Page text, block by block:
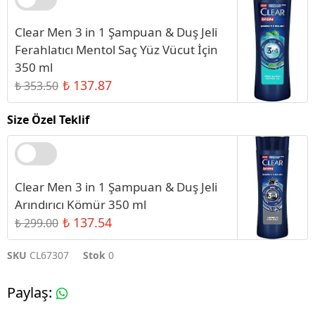
Clear Men 3 in 1 Şampuan & Duş Jeli
Ferahlatıcı Mentol Saç Yüz Vücut İçin
350 ml
₺ 353.50 ₺ 137.87
Size Özel Teklif
Clear Men 3 in 1 Şampuan & Duş Jeli
Arındırıcı Kömür 350 ml
₺ 299.00 ₺ 137.54
SKU CL67307 Stok 0
Paylaş: